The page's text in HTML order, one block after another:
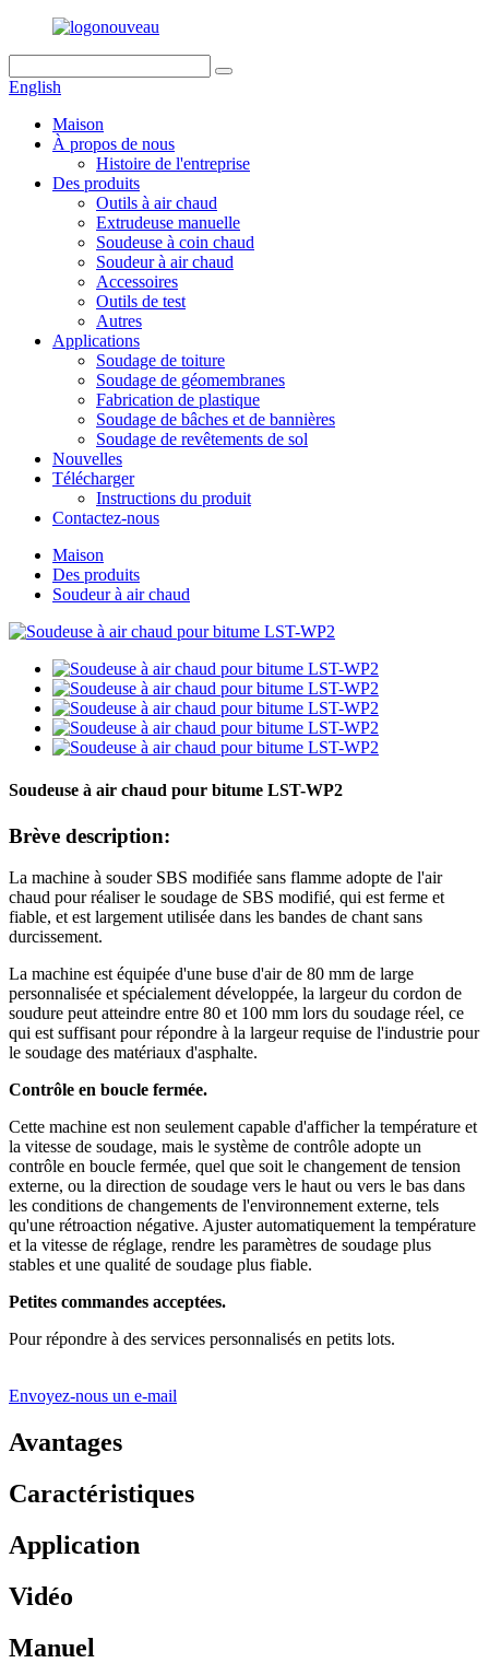
English
Maison
À propos de nous
Histoire de l'entreprise
Des produits
Outils à air chaud
Extrudeuse manuelle
Soudeuse à coin chaud
Soudeur à air chaud
Accessoires
Outils de test
Autres
Applications
Soudage de toiture
Soudage de géomembranes
Fabrication de plastique
Soudage de bâches et de bannières
Soudage de revêtements de sol
Nouvelles
Télécharger
Instructions du produit
Contactez-nous
Maison
Des produits
Soudeur à air chaud
Soudeuse à air chaud pour bitume LST-WP2
Brève description:
La machine à souder SBS modifiée sans flamme adopte de l'air
chaud pour réaliser le soudage de SBS modifié, qui est ferme et
fiable, et est largement utilisée dans les bandes de chant sans
durcissement.
La machine est équipée d'une buse d'air de 80 mm de large
personnalisée et spécialement développée, la largeur du cordon de
soudure peut atteindre entre 80 et 100 mm lors du soudage réel, ce
qui est suffisant pour répondre à la largeur requise de l'industrie pour
le soudage des matériaux d'asphalte.
Contrôle en boucle fermée.
Cette machine est non seulement capable d'afficher la température et
la vitesse de soudage, mais le système de contrôle adopte un
contrôle en boucle fermée, quel que soit le changement de tension
externe, ou la direction de soudage vers le haut ou vers le bas dans
les conditions de changements de l'environnement externe, tels
qu'une rétroaction négative. Ajuster automatiquement la température
et la vitesse de réglage, rendre les paramètres de soudage plus
stables et une qualité de soudage plus fiable.
Petites commandes acceptées.
Pour répondre à des services personnalisés en petits lots.
Envoyez-nous un e-mail
Avantages
Caractéristiques
Application
Vidéo
Manuel